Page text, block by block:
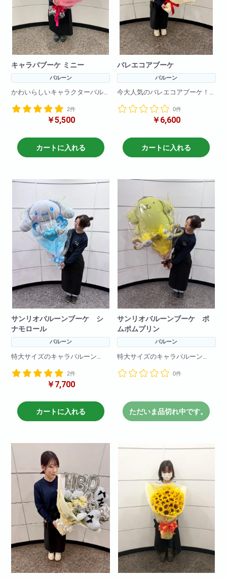
キャラバブーケ ミニー
バルーン
かわいらしいキャラクターバル
バルーンのみで作成しているの
で枯れる心配をすることなく
※在庫状況によりバルーンは異な
る場合がございます
2件
￥5,500
カートに入れる
バレエコアブーケ
バルーン
今大人気のバレエコアブーケ！
す！
ら備考欄に記入くださいませ！
0件
￥6,600
カートに入れる
サンリオバルーンブーケ シ
ナモロール
バルーン
特大サイズのキャラバルーン
花束です!
一生の思い出に！プレゼントに
2件
￥7,700
カートに入れる
サンリオバルーンブーケ ポ
ムポムプリン
バルーン
特大サイズのキャラバルーン
花束です!
0件
ただいま品切れ中です。